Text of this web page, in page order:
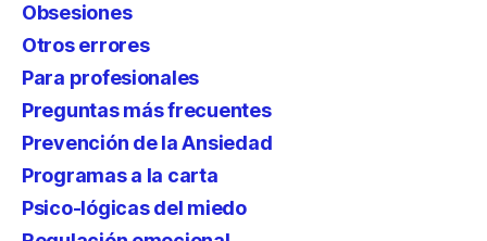
Obsesiones
Otros errores
Para profesionales
Preguntas más frecuentes
Prevención de la Ansiedad
Programas a la carta
Psico-lógicas del miedo